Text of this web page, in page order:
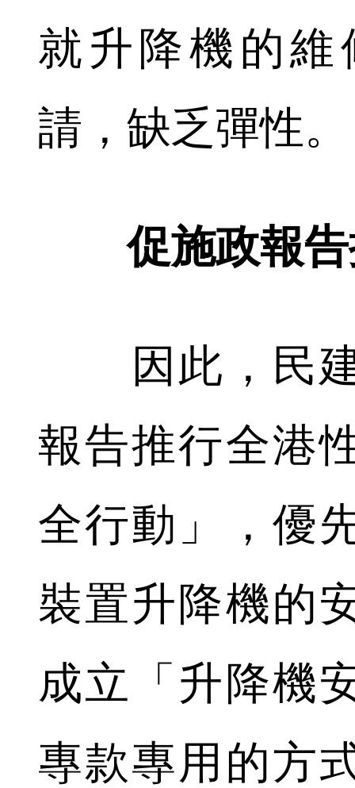
就升降機的
請，缺乏彈性。
促施政報
因此，民建
報告推行全港
全行動」，優
裝置升降機的
成立「升降機
專款專用的方